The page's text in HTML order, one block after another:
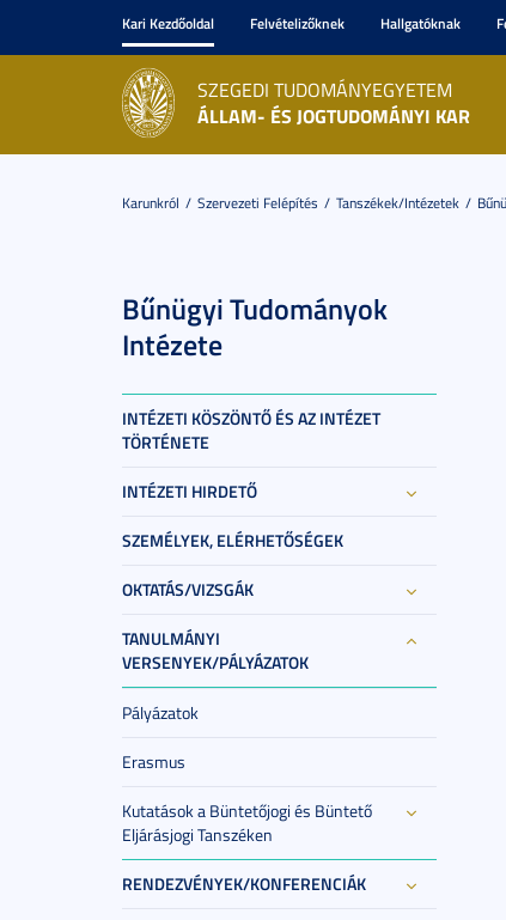
Kari Kezdőoldal Felvételizőknek Hallgatóknak
SZEGEDI TUDOMÁNYEGYETEM
ÁLLAM- ÉS JOGTUDOMÁNYI KAR
Karunkról Szervezeti Felépítés Tanszékek/Intézetek
Bűnügyi Tudományok
Intézete
INTÉZETI KÖSZÖNTŐ ÉS AZ INTÉZET
TÖRTÉNETE
INTÉZETI HIRDETŐ
SZEMÉLYEK, ELÉRHETŐSÉGEK
OKTATÁS/VIZSGÁK
TANULMÁNYI
VERSENYEK/PÁLYÁZATOK
Pályázatok
Erasmus
Kutatások a Büntetőjogi és Büntető
Eljárásjogi Tanszéken
RENDEZVÉNYEK/KONFERENCIÁK